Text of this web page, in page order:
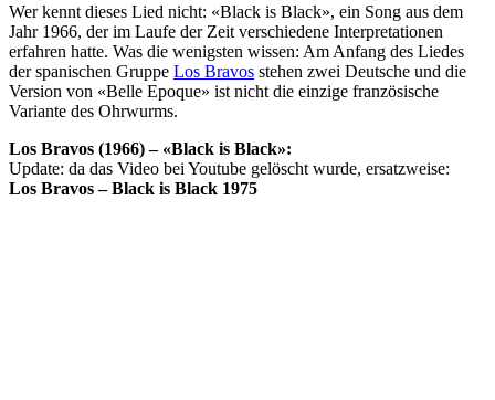
Wer kennt dieses Lied nicht: «Black is Black», ein Song aus dem
Jahr 1966, der im Laufe der Zeit verschiedene Interpretationen
erfahren hatte. Was die wenigsten wissen: Am Anfang des Liedes
der spanischen Gruppe Los Bravos stehen zwei Deutsche und die
Version von «Belle Epoque» ist nicht die einzige französische
Variante des Ohrwurms.
Los Bravos (1966) – «Black is Black»:
Update: da das Video bei Youtube gelöscht wurde, ersatzweise:
Los Bravos – Black is Black 1975